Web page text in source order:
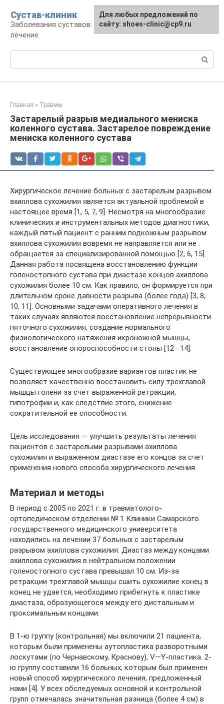
контенту
Сустав-клиник
Заболевания суставов: профилактика и
лечение
Главная » Травмы
Застарелый разрыв медиального мениска
коленного сустава. Застарелое повреждение
мениска коленного сустава
Хирургическое лечение больных с застарелым разрывом
ахиллова сухожилия является актуальной проблемой в
настоящее время [1, 5, 7, 9]. Несмотря на многообразие
клинических и инструментальных методов диагностики,
каждый пятый пациент с ранним подкожным разрывом
ахиллова сухожилия вовремя не направляется или не
обращается за специализированной помощью [2, 6, 15].
Данная работа посвящена восстановлению функции
голеностопного сустава при диастазе концов ахиллова
сухожилия более 10 см. Как правило, он формируется при
длительном сроке давности разрыва (более года) [3, 8,
10, 11]. Основными задачами оперативного лечения в
таких случаях являются восстановление непрерывности
пяточного сухожилия, создание нормального
физиологического натяжения икроножной мышцы,
восстановление опороспособности стопы [12—14].
Существующее многообразие вариантов пластик не
позволяет качественно восстановить силу трехглавой
мышцы голени за счет выраженной ретракции,
гипотрофии и, как следствие этого, снижение
сократительной ее способности.
Цель исследования — улучшить результаты лечения
пациентов с застарелыми разрывами ахиллова
сухожилия и выраженном диастазе его концов за счет
применения нового способа хирургического лечения.
Материал и методы
В период с 2005 по 2021 г. в травматолого-
ортопедическом отделении № 1 Клиники Самарского
государственного медицинского университета
находились на лечении 37 больных с застарелым
разрывом ахиллова сухожилия. Диастаз между концами
ахиллова сухожилия в нейтральном положении
голеностопного сустава превышал 10 см. Из-за
ретракции трехглавой мышцы сшить сухожилие конец в
конец не удается, необходимо прибегнуть к пластике
диастаза, образующегося между его дистальным и
проксимальным концами.
В 1-ю группу (контрольная) мы включили 21 пациента,
которым были применены аутопластика разворотными
лоскутами (по Чернавскому, Краснову), V—Y-пластика. 2-
ю группу составили 16 больных, которым был применен
новый способ хирургического лечения, предложенный
нами [4]. У всех обследуемых основной и контрольной
групп отмечалась значительная разница (более 4 см) в
Для любых предложений по
сайту: shoes-clinic@cp9.ru